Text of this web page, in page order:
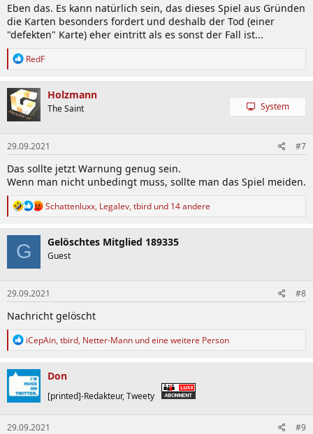
Eben das. Es kann natürlich sein, das dieses Spiel aus Gründen
die Karten besonders fordert und deshalb der Tod (einer
"defekten" Karte) eher eintritt als es sonst der Fall ist...
R
k
t
i
o
n
e
n
RedF
Holzmann
The Saint System
29.09.2021 #7
Das sollte jetzt Warnung genug sein.
Wenn man nicht unbedingt muss, sollte man das Spiel meiden.
R
k
n
e
n
:
Schattenluxx, Legalev, tbird und 14 andere
G Gelöschtes Mitglied 189335
Guest
29.09.2021 #8
Nachricht gelöscht
R
k
t
i
o
n
e
iCepAin, tbird, Netter-Mann und eine weitere Person
Don
[printed]-Redakteur, Tweety
29.09.2021 #9